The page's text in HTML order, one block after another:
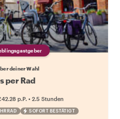
deiner Wahl
per Rad
p.P. • 2.5 Stunden
SOFORT BESTÄTIGT